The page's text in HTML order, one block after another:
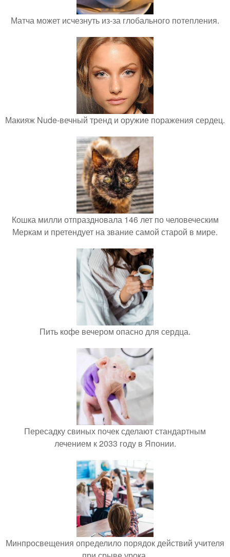
Матча может исчезнуть из-за глобального потепления.
Макияж Nude-вечный тренд и оружие поражения сердец.
Кошка милли отпраздновала 146 лет по человеческим
Меркам и претендует на звание самой старой в мире.
Пить кофе вечером опасно для сердца.
Пересадку свиных почек сделают стандартным
лечением к 2033 году в Японии.
Минпросвещения определило порядок действий учителя